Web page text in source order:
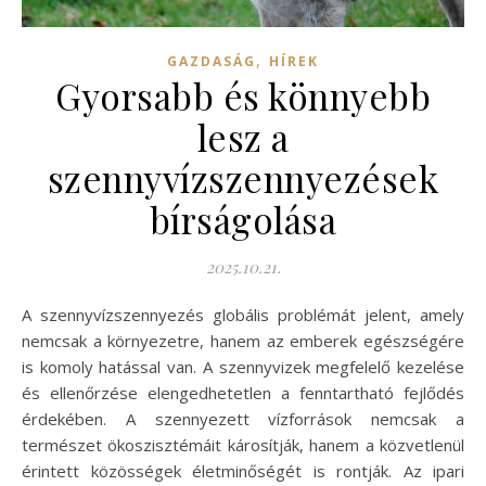
GAZDASÁG , HÍREK
Gyorsabb és könnyebb
lesz a
szennyvízszennyezések
bírságolása
2025.10.21.
A szennyvízszennyezés globális problémát jelent, amely
nemcsak a környezetre, hanem az emberek egészségére
is komoly hatással van. A szennyvizek megfelelő kezelése
és ellenőrzése elengedhetetlen a fenntartható fejlődés
érdekében. A szennyezett vízforrások nemcsak a
természet ökoszisztémáit károsítják, hanem a közvetlenül
érintett közösségek életminőségét is rontják. Az ipari